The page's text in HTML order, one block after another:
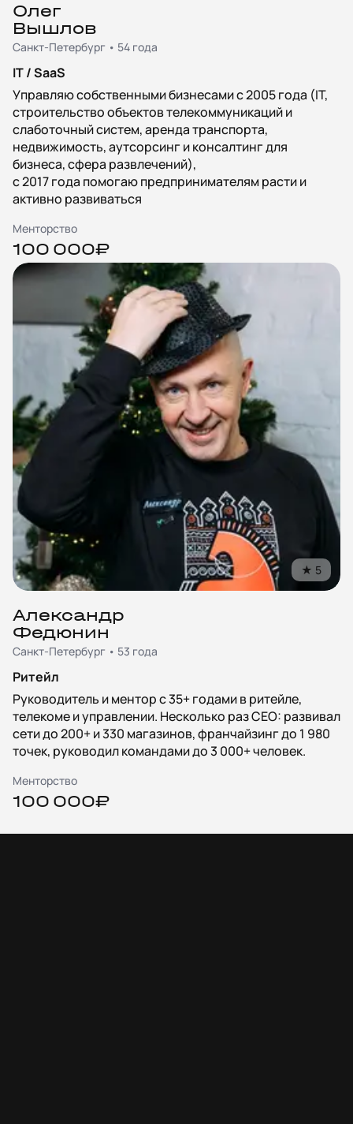
Олег
Вышлов
Санкт-Петербург • 54 года
IT / SaaS
Управляю собственными бизнесами с 2005 года (IT,
строительство объектов телекоммуникаций и
слаботочный систем, аренда транспорта,
недвижимость, аутсорсинг и консалтинг для
бизнеса, сфера развлечений),
с 2017 года помогаю предпринимателям расти и
активно развиваться
Менторство
100 000₽
★ 5
Александр
Федюнин
Санкт-Петербург • 53 года
Ритейл
Руководитель и ментор с 35+ годами в ритейле,
телекоме и управлении. Несколько раз CEO: развивал
сети до 200+ и 330 магазинов, франчайзинг до 1 980
точек, руководил командами до 3 000+ человек.
Менторство
100 000₽